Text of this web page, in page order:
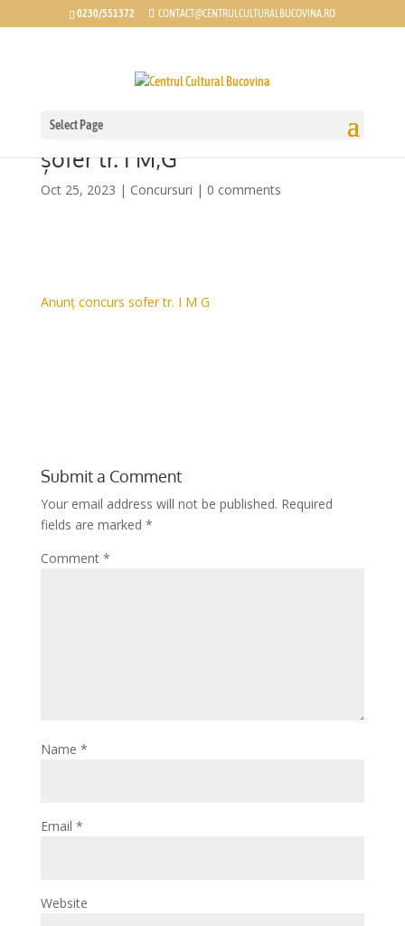
0230/551372 CONTACT@CENTRULCULTURALBUCOVINA.RO
Select Page
Anunț concurs post vacant de
șofer tr. I M;G
Oct 25, 2023 | Concursuri | 0 comments
Anunț concurs sofer tr. I M G
Submit a Comment
Your email address will not be published. Required
fields are marked *
Comment *
Name *
Email *
Website